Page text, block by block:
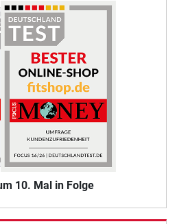
10. Mal in Folge